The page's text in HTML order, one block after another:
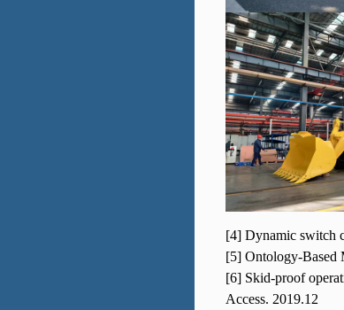
[4] Dynamic switch
[5] Ontology-Based
[6] Skid-proof
Access. 2019.12